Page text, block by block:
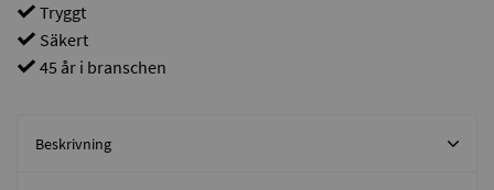
Tryggt
Säkert
45 år i branschen
Beskrivning